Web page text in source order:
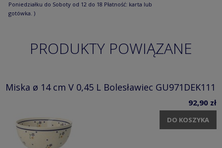
Poniedziałku do Soboty od 12 do 18 Płatność: karta lub
gotówka. )
PRODUKTY POWIĄZANE
Miska ø 14 cm V 0,45 L Bolesławiec GU971DEK111
92,90 zł
DO KOSZYKA